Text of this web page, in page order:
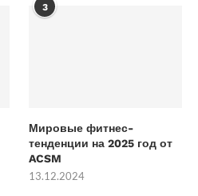
3
Мировые фитнес-
тенденции на 2025 год от
ACSM
13.12.2024